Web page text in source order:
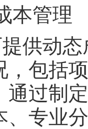
本管理
供动
，包括
通过制
、专业